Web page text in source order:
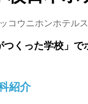
コウニホンホテル
つくった学校」
紹介